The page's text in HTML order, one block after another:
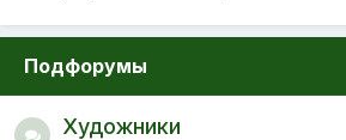
Подфорумы
Художники